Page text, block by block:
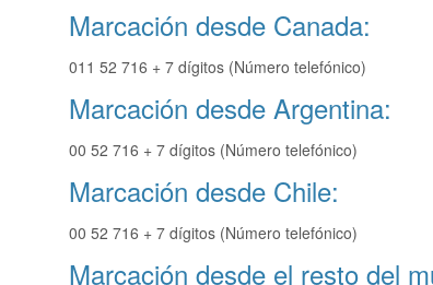
Marcación desde Canada:
011 52 716 + 7 dígitos (Número telefónico)
Marcación desde Argentina:
00 52 716 + 7 dígitos (Número telefónico)
Marcación desde Chile:
00 52 716 + 7 dígitos (Número telefónico)
Marcación desde el resto del